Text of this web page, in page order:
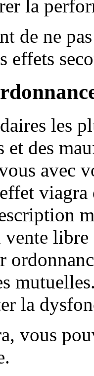
la
de ne
effets
les
et des
avec
viagra
vente
la
vous